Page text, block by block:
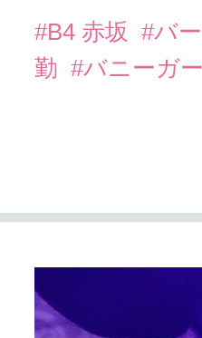
#B4 赤坂 #バー
勤 #バニーガ